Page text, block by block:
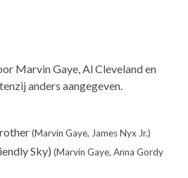
Marvin Gaye, Al Cleveland en
anders aangegeven.
(Marvin Gaye, James Nyx Jr.)
Sky) (Marvin Gaye, Anna Gordy